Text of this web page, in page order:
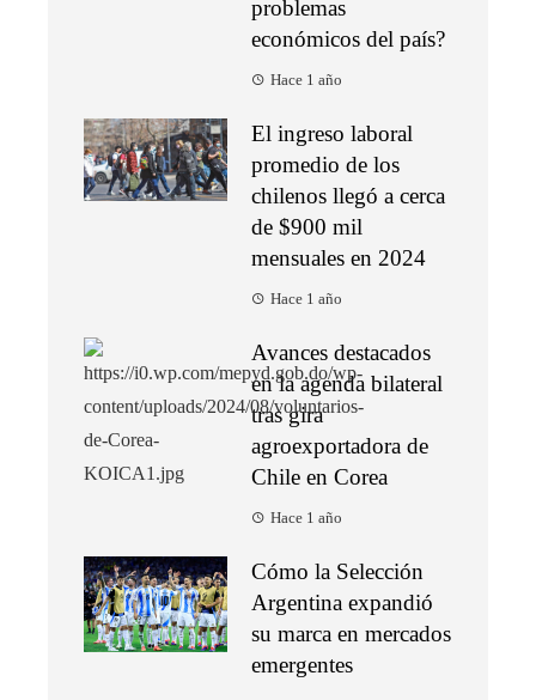
problemas
económicos del país?
Hace 1 año
El ingreso laboral
promedio de los
chilenos llegó a cerca
de $900 mil
mensuales en 2024
Hace 1 año
Avances destacados
en la agenda bilateral
tras gira
agroexportadora de
Chile en Corea
Hace 1 año
Cómo la Selección
Argentina expandió
su marca en mercados
emergentes